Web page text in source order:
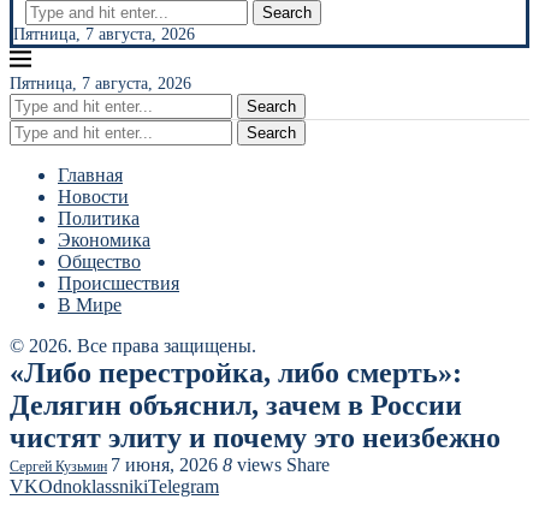
Search
Пятница, 7 августа, 2026
Пятница, 7 августа, 2026
Search
Search
Главная
Новости
Политика
Экономика
Общество
Происшествия
В Мире
© 2026. Все права защищены.
«Либо перестройка, либо смерть»:
Делягин объяснил, зачем в России
чистят элиту и почему это неизбежно
Сергей Кузьмин 7 июня, 2026 8 views Share
VKOdnoklassnikiTelegram